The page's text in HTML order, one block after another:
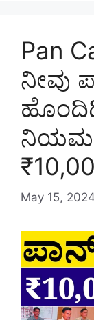
Pan
ನೀವು
ನಿಯಮ
May 15, 2024